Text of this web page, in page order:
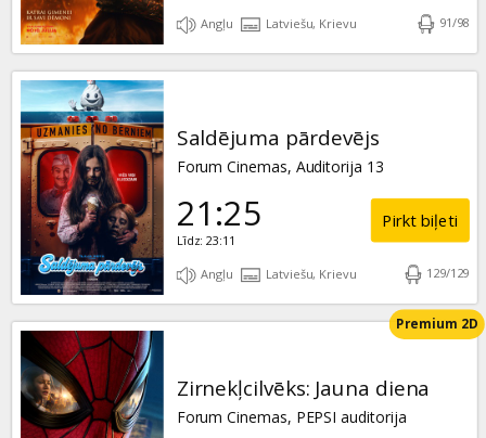
Angļu Latviešu, Krievu 91/98
Saldējuma pārdevējs
Forum Cinemas, Auditorija 13
21:25
Līdz: 23:11
Pirkt biļeti
Angļu Latviešu, Krievu 129/129
Zirnekļcilvēks: Jauna diena
Forum Cinemas, PEPSI auditorija
Premium 2D